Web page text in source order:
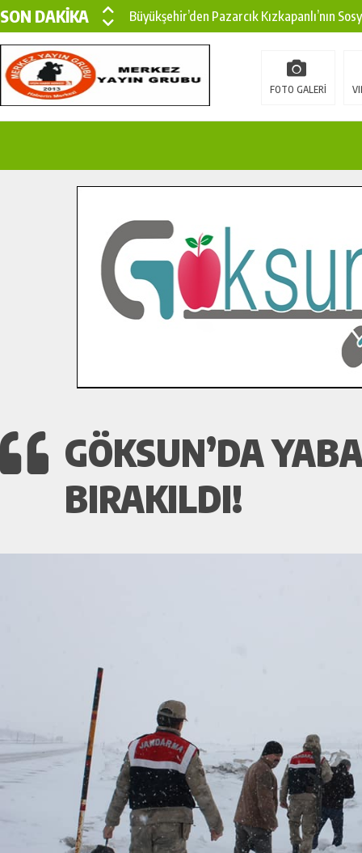
SON DAKİKA
Büyükşehir’den Pazarcık Kızkapanlı’nın
Büyükşehir’den Pazarcık Kırsalına Modern
Çin’den KSÜ’ye Uluslararası Başarı:
İlçe Jandarma Komutanı Karakaya’dan
Bertiz’in Yeni Köprüsünde Sona Doğru.
FOTO GALERİ
GÖKSUN’DA
BIRAKILDI!